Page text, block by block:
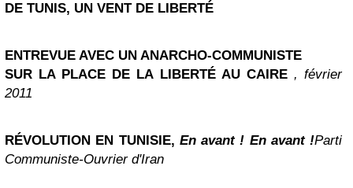
DE TUNIS, UN VENT DE LIBERTÉ
ENTREVUE AVEC UN ANARCHO-COMMUNISTE
SUR LA PLACE DE LA LIBERTÉ AU CAIRE , février
2011
RÉVOLUTION EN TUNISIE, En avant ! En avant !Parti
Communiste-Ouvrier d'Iran